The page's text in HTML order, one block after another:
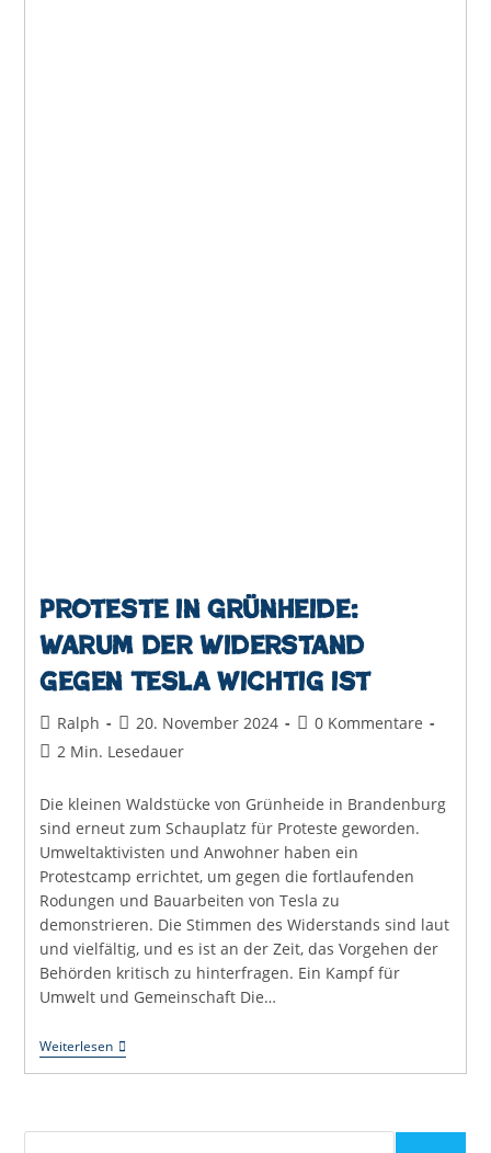
Proteste in Grünheide:
Warum der Widerstand
gegen Tesla wichtig ist
Beitrags-
Autor:
Ralph
Beitrag
veröffentlicht:
20. November 2024
Beitrags-
0 Kommentare
Lesedauer:
2 Min. Lesedauer
Die kleinen Waldstücke von Grünheide in Brandenburg
sind erneut zum Schauplatz für Proteste geworden.
Umweltaktivisten und Anwohner haben ein
Protestcamp errichtet, um gegen die fortlaufenden
Rodungen und Bauarbeiten von Tesla zu
demonstrieren. Die Stimmen des Widerstands sind laut
und vielfältig, und es ist an der Zeit, das Vorgehen der
Behörden kritisch zu hinterfragen. Ein Kampf für
Umwelt und Gemeinschaft Die…
WeiterlesenProteste
In
Grünheide:
Widerstand